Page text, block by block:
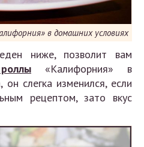
в домашних условиях
ниже, позволит вам
«Калифорния» в
слегка изменился, если
рецептом, зато вкус